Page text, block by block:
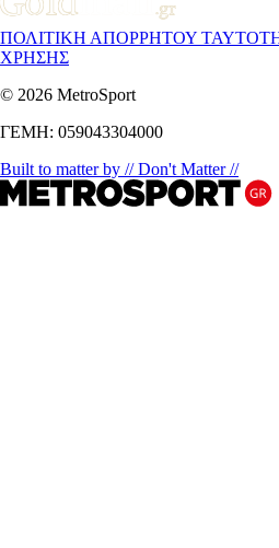
ΠΟΛΙΤΙΚΗ ΑΠΟΡΡΗΤΟΥ
ΧΡΗΣΗΣ
© 2026 MetroSport
ΓΕΜΗ: 059043304000
Built to matter by // Don't Matter //